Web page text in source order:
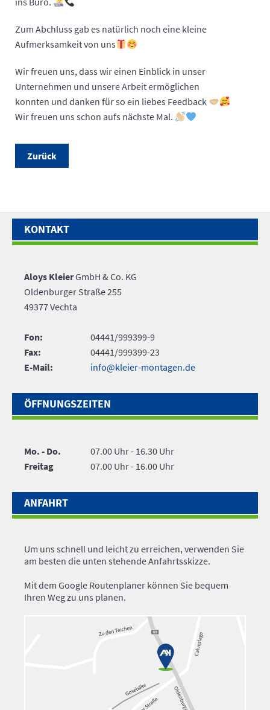
Zum Abchluss gab es natürlich noch eine kleine
Aufmerksamkeit von uns
Wir freuen uns, dass wir einen Einblick in unser
Unternehmen und unsere Arbeit ermöglichen
konnten und danken für so ein liebes Feedback
Wir freuen uns schon aufs nächste Mal.
Zurück
KONTAKT
Aloys KleierGmbH & Co. KG
Oldenburger Straße 255
49377 Vechta
Fon:
04441/999399-9
Fax:
04441/999399-23
E-Mail:
info@kleier-montagen.de
ÖFFNUNGSZEITEN
Mo. - Do.
07.00 Uhr - 16.30 Uhr
Freitag
07.00 Uhr - 16.00 Uhr
ANFAHRT
Um uns schnell und leicht zu erreichen, verwenden Sie
am besten die unten stehende Anfahrtsskizze.
Mit dem Google Routenplaner können Sie bequem
Ihren Weg zu uns planen.